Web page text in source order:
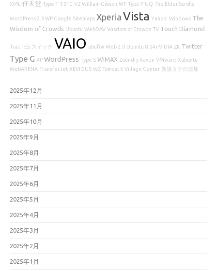
XML 任天堂 Type T T-01C VZ William Gibson WP Type P UQ The Elder Scrolls
WordPress 2.3 WP Google Sitemaps Xperia Vista Yahoo! Windows The
Wisdom of Crowds Ubuntu WebDAV Wisdom of Crowds TV Touch Diamond
Trac TES スイッチ VAIO ubufox Web 2.0 Ubuntu 8.04 nVIDIA ZK Twitter
Type G XP WordPress Type S WiMAX Zoundry Raven VMware Xubuntu
WebARENA TransferJet XEVIOUS WZ Tomcat 6 Village Center 新規タグの追加
2025年12月
2025年11月
2025年10月
2025年9月
2025年8月
2025年7月
2025年6月
2025年5月
2025年4月
2025年3月
2025年2月
2025年1月